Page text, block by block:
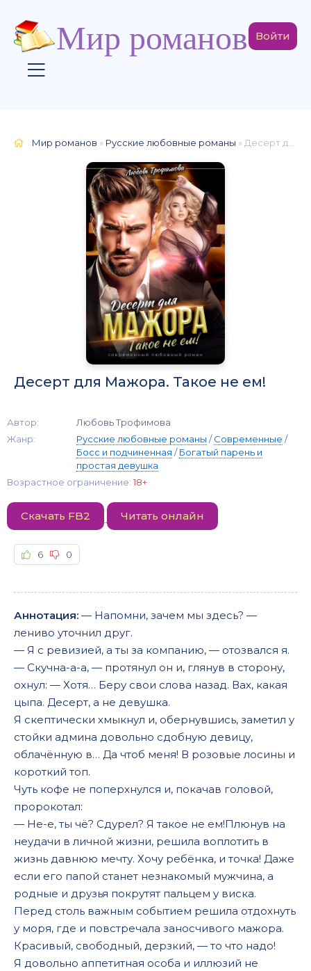
Мир романов Войти
Мир романов » Русские любовные романы » Десерт для Мажора. Такое не ем!
Десерт для Мажора. Такое не ем!
Автор:
Любовь Трофимова
Жанр:
Русские любовные романы /Современные /
Босс и подчиненная /Богатый парень и
простая девушка
Возрастное ограничение: 18+
Скачать FB2 Читать онлайн
6 0
Аннотация: — Напомни, зачем мы здесь? —
лениво уточнил друг.
— Я с ревизией, а ты за компанию, — отозвался я.
— Скучна-а-а, — протянул он и, глянув в сторону,
охнул: — Хотя… Беру свои слова назад. Вах, какая
цыпа. Десерт, а не девушка.
Я скептически хмыкнул и, обернувшись, заметил у
стойки админа довольно сдобную девицу,
облачённую в… Да чтоб меня! В розовые лосины и
короткий топ.
Чуть кофе не поперхнулся и, покачав головой,
пророкотал:
— Не-е, ты чё? Сдурел? Я такое не ем!Плюнув на
неудачи в личной жизни, решила воплотить в
жизнь давнюю мечту. Хочу ребёнка, и точка! Даже
если его папой станет незнакомый мужчина, а
родные и друзья покрутят пальцем у виска.
Перед столь важным событием решила отдохнуть
у моря, где и повстречала заносчивого мажора.
Красивый, свободный, дерзкий, — то что надо!
Я довольно аппетитная особа и иллюзий не